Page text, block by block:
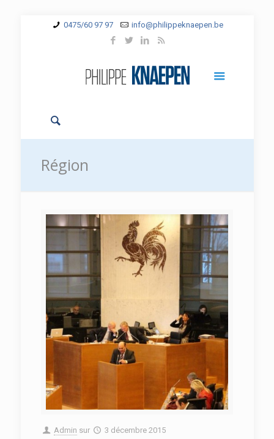
0475/60 97 97 info@philippeknaepen.be
Région
Admin sur 3 décembre 2015